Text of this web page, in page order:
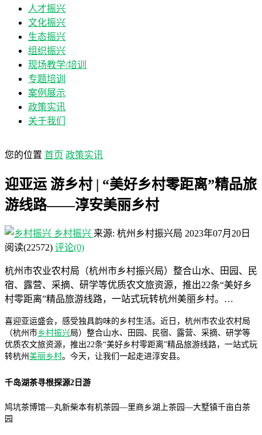
人才振兴
文化振兴
生态振兴
组织振兴
现场教学/培训
专题培训
案例展示
政策实讯
关于我们
您的位置 首页 政策实讯
迎亚运 游乡村 | “美好乡村零距离”精品旅
游线路——淳安美丽乡村
乡村振兴 来源: 杭州乡村振兴局 2023年07月20日
阅读(22572) 评论(0)
杭州市农业农村局（杭州市乡村振兴局）整合山水、田园、民
宿、露营、采摘、研学等优质农文旅资源，推出22条“美好乡
村零距离”精品旅游线路，一站式玩转杭州美丽乡村。…
喜迎亚运盛会，感受独具韵味的乡村生活。近日，杭州市农业农村局
（杭州市乡村振兴局）整合山水、田园、民宿、露营、采摘、研学等
优质农文旅资源，推出22条“美好乡村零距离”精品旅游线路，一站式玩
转杭州 美丽乡村。今天，让我们一起走进淳安县。
千岛湖茶寻根探源2日游
鸠坑茶博馆—丸新柴本有机茶园—里商乡湖上茶园—大墅镇千亩白茶
园